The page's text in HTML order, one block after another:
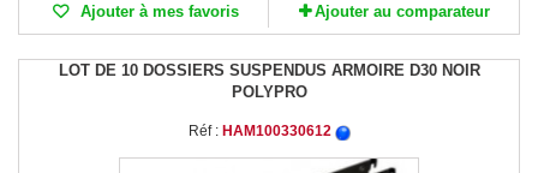
Ajouter à mes favoris Ajouter au comparateur
LOT DE 10 DOSSIERS SUSPENDUS ARMOIRE D30 NOIR
POLYPRO
Réf : HAM100330612